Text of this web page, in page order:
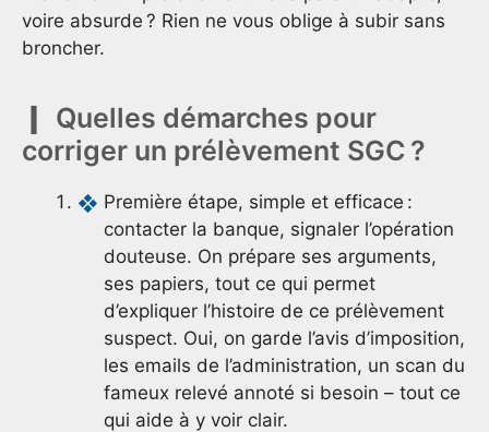
voire absurde ? Rien ne vous oblige à subir sans
broncher.
Quelles démarches pour
corriger un prélèvement SGC ?
Première étape, simple et efficace :
contacter la banque, signaler l’opération
douteuse. On prépare ses arguments,
ses papiers, tout ce qui permet
d’expliquer l’histoire de ce prélèvement
suspect. Oui, on garde l’avis d’imposition,
les emails de l’administration, un scan du
fameux relevé annoté si besoin – tout ce
qui aide à y voir clair.